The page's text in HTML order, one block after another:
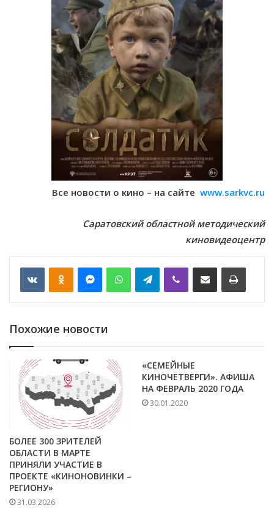
Все новости о кино – на сайте www.sarkvc.ru
Саратовский областной методический
киновидеоцентр
VKontakte WhatsApp Telegram
Похожие новости
БОЛЕЕ 300 ЗРИТЕЛЕЙ
ОБЛАСТИ В МАРТЕ
ПРИНЯЛИ УЧАСТИЕ В
ПРОЕКТЕ «КИНОНОВИНКИ –
РЕГИОНУ»
31.03.2026
«СЕМЕЙНЫЕ
КИНОЧЕТВЕРГИ». АФИША
НА ФЕВРАЛЬ 2020 ГОДА
30.01.2020